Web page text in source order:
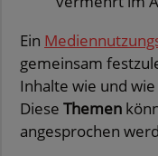
Ein
gemeinsam
Inhalte wie und
Diese Themen
angesprochen